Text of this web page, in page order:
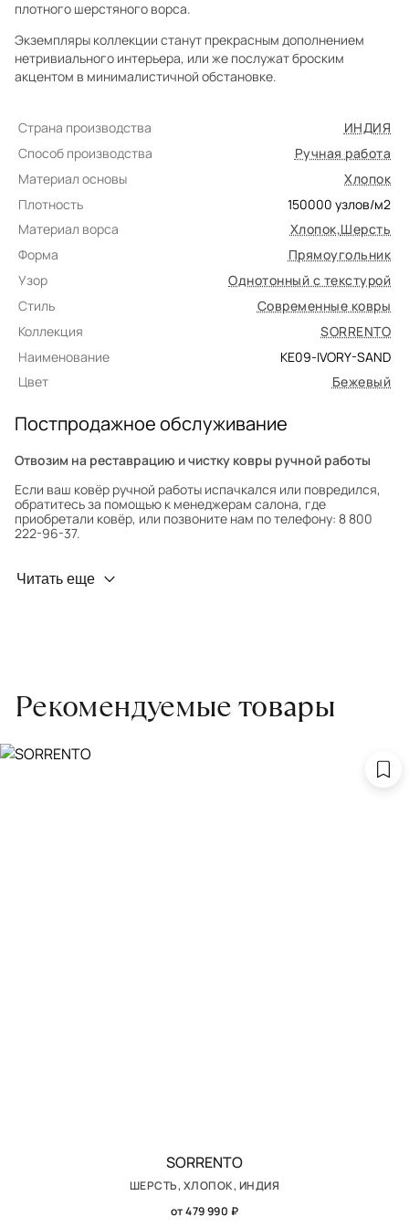
плотного шерстяного ворса.
Экземпляры коллекции станут прекрасным дополнением
нетривиального интерьера, или же послужат броским
акцентом в минималистичной обстановке.
Страна производства
ИНДИЯ
Способ производства
Ручная работа
Материал основы
Хлопок
Плотность
150000 узлов/м2
Материал ворса
Хлопок,Шерсть
Форма
Прямоугольник
Узор
Однотонный с текстурой
Стиль
Современные ковры
Коллекция
SORRENTO
Наименование
KE09-IVORY-SAND
Цвет
Бежевый
Постпродажное обслуживание
Отвозим на реставрацию и чистку ковры ручной работы
Если ваш ковёр ручной работы испачкался или повредился,
обратитесь за помощью к менеджерам салона, где
приобретали ковёр, или позвоните нам по телефону: 8 800
222-96-37.
Профилактика износа
заборе ковра экспертом либо привозите его в салон.
Читать еще
Рекомендуемые товары
SORRENTO
ШЕРСТЬ, ХЛОПОК, ИНДИЯ
от 479 990 ₽